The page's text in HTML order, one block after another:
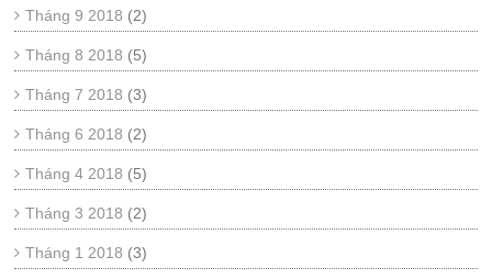
Tháng 9 2018 (2)
Tháng 8 2018 (5)
Tháng 7 2018 (3)
Tháng 6 2018 (2)
Tháng 4 2018 (5)
Tháng 3 2018 (2)
Tháng 1 2018 (3)